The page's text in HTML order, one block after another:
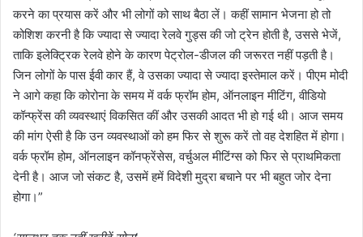
करने का प्रयास करें और भी लोगों को साथ बैठा लें। कहीं सामान भेजना हो तो
कोशिश करनी है कि ज्यादा से ज्यादा रेलवे गुड्स की जो ट्रेन होती है, उससे भेजें,
ताकि इलेक्ट्रिक रेलवे होने के कारण पेट्रोल-डीजल की जरूरत नहीं पड़ती है।
जिन लोगों के पास ईवी कार हैं, वे उसका ज्यादा से ज्यादा इस्तेमाल करें। पीएम मोदी
ने आगे कहा कि कोरोना के समय में वर्क फ्रॉम होम, ऑनलाइन मीटिंग, वीडियो
कॉन्फ्रेंस की व्यवस्थाएं विकसित कीं और उसकी आदत भी हो गई थी। आज समय
की मांग ऐसी है कि उन व्यवस्थाओं को हम फिर से शुरू करें तो वह देशहित में होगा।
वर्क फ्रॉम होम, ऑनलाइन कॉनफ्रेंसेस, वर्चुअल मीटिंग्स को फिर से प्राथमिकता
देनी है। आज जो संकट है, उसमें हमें विदेशी मुद्रा बचाने पर भी बहुत जोर देना
होगा।”